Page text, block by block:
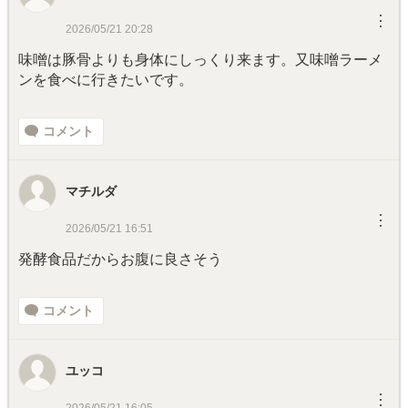
2026/05/21 20:28 ︙
味噌は豚骨よりも身体にしっくり来ます。又味噌ラーメ
ンを食べに行きたいです。
コメント
マチルダ
2026/05/21 16:51 ︙
発酵食品だからお腹に良さそう
コメント
ユッコ
︙